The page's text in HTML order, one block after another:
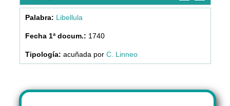
Libellula
1740
acuñada por C. Linneo